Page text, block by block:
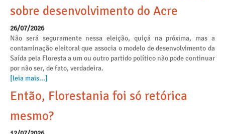
sobre desenvolvimento do Acre
26/07/2026
Não será seguramente nessa eleição, quiçá na próxima, mas a
contaminação eleitoral que associa o modelo de desenvolvimento da
Saída pela Floresta a um ou outro partido político não pode continuar
por não ser, de fato, verdadeira.
[leia mais...]
Então, Florestania foi só retórica
mesmo?